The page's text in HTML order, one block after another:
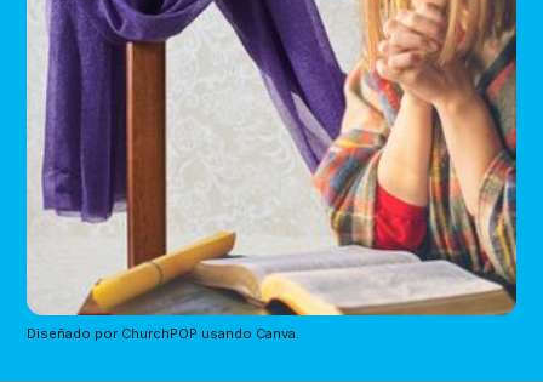
Diseñado por ChurchPOP usando Canva.